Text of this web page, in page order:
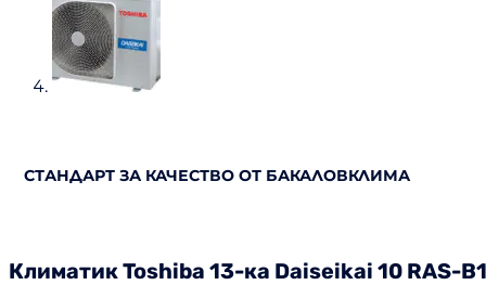
СТАНДАРТ ЗА КАЧЕСТВО ОТ БАКАЛОВКЛИМА
КлиматикToshiba 13-ка Daiseikai 10 RAS-